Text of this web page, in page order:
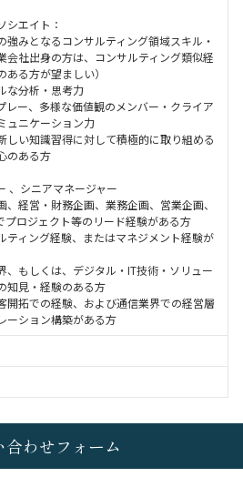
エイト：
強みとなるコンサルティング領域スキル・
社出身の方は、コンサルティング類似経
ある方が望ましい）
な分析・思考力
レー、多様な価値観のメンバー・クライア
ュニケーション力
しい知識習得に対して積極的に取り組める
のある方
、シニアマネージャー
経営・財務企画、業務企画、営業企画、
プロジェクト等のリード経験がある方
ティング経験、またはマネジメント経験が
、もしくは、デジタル・IT技術・ソリュー
知見・経験のある方
開拓での経験、および通信業界での経営層
ーション構築がある方
合わせフォーム